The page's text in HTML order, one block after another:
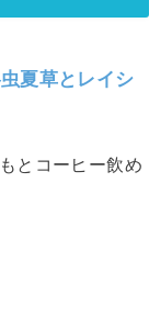
夏草とレイシ
とコーヒー飲め